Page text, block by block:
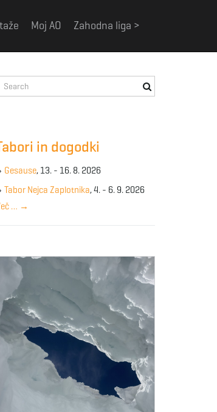
Moj AO Zahodna liga >
in dogodki
Gesause, 13. - 16. 8. 2026
Tabor Nejca Zaplotnika, 4. - 6. 9. 2026
… →